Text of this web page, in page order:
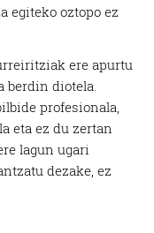
egiteko oztopo ez
ere apurtu
diotela.
profesionala,
eta ez du zertan
lagun ugari
dezake, ez